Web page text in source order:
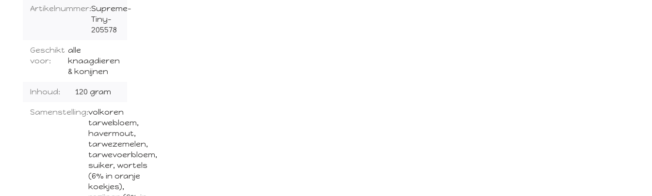
Artikelnummer:Supreme-
Tiny-
205578
Geschikt
voor:
alle
knaagdieren
& konijnen
Inhoud: 120 gram
Samenstelling:volkoren
tarwebloem,
havermout,
tarwezemelen,
tarwevoerbloem,
suiker, wortels
(6% in oranje
koekjes),